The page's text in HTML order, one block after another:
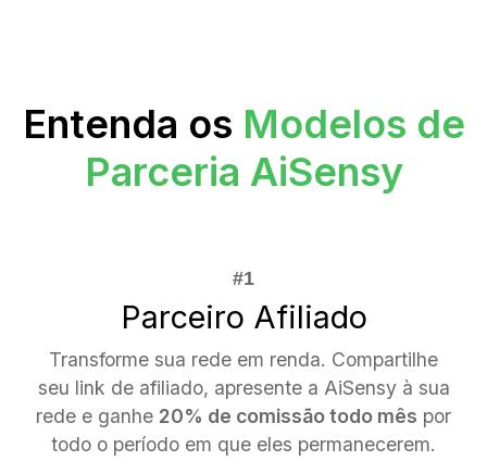
Entenda os Modelos de
Parceria AiSensy
Parceiro Afiliado
Transforme sua rede em renda. Compartilhe
seu link de afiliado, apresente a AiSensy à sua
rede e ganhe 20% de comissão todo mês por
todo o período em que eles permanecerem.